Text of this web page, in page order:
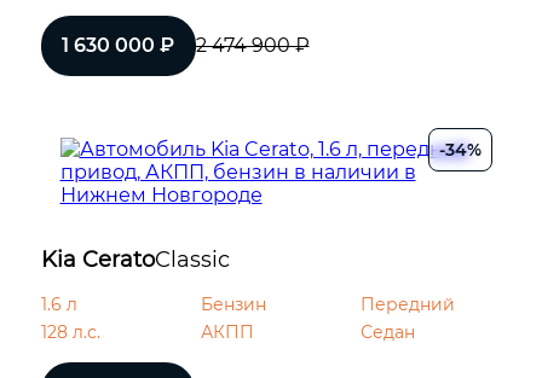
1 630 000 ₽ 2 474 900 ₽
-34%
Kia CeratoClassic
1.6 л Бензин
Передний
128 л.с.
АКПП Седан